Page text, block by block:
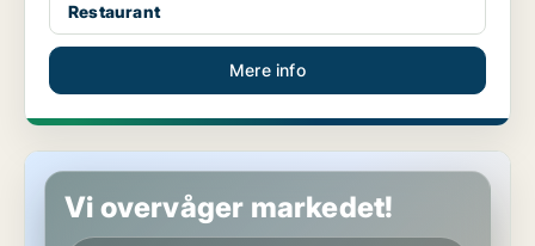
Restaurant
Mere info
Restaurant i Århus C
Vi overvåger markedet!